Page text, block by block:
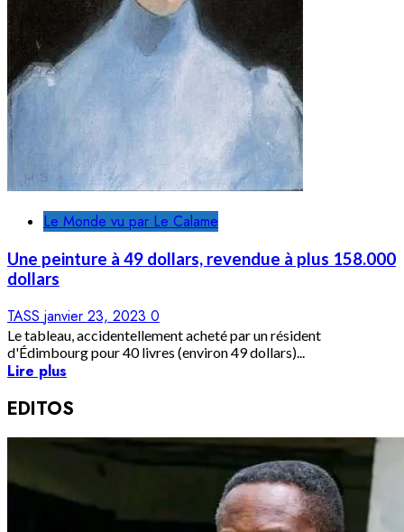
Le Monde vu par Le Calame
Une peinture à 49 dollars, revendue à plus 158.000
dollars
TASS janvier 23, 2023 0
Le tableau, accidentellement acheté par un résident
d'Édimbourg pour 40 livres (environ 49 dollars)...
Lire plus
EDITOS